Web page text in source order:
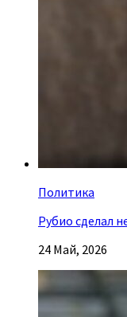
Политика
Рубио сделал
24 Май, 2026